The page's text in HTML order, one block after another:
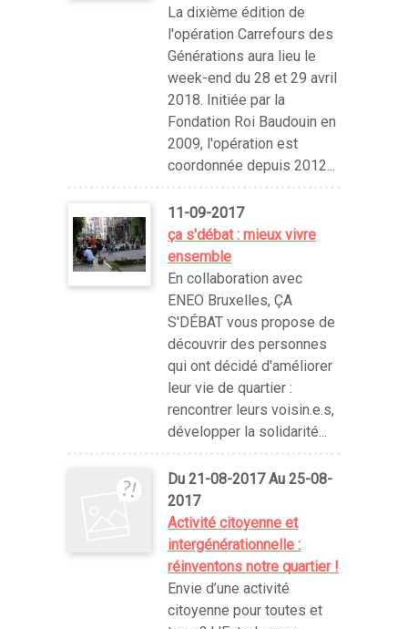
La dixième édition de
l'opération Carrefours des
Générations aura lieu le
week-end du 28 et 29 avril
2018. Initiée par la
Fondation Roi Baudouin en
2009, l'opération est
coordonnée depuis 2012...
11-09-2017
ça s'débat : mieux vivre
ensemble
En collaboration avec
ENEO Bruxelles, ÇA
S'DÉBAT vous propose de
découvrir des personnes
qui ont décidé d'améliorer
leur vie de quartier :
rencontrer leurs voisin.e.s,
développer la solidarité...
Du 21-08-2017 Au 25-08-
2017
Activité citoyenne et
intergénérationnelle :
réinventons notre quartier !
Envie d’une activité
citoyenne pour toutes et